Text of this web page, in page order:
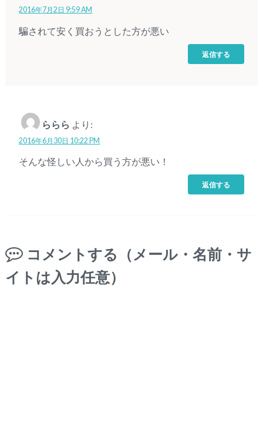
2016年7月2日 9:59 AM
騙されて安く買おうとした方が悪い
返信する
ららら より:
2016年6月30日 10:22 PM
そんな怪しい人から買う方が悪い！
返信する
コメントする（メール・名前・サ
イトは入力任意）